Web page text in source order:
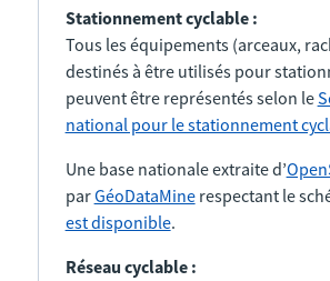
Stationnement cyclable :
Tous les équipements (arceaux,
destinés à être utilisés pour
peuvent être représentés selon le
national pour le stationnement
Une base nationale extraite d’
parGéoDataMinerespectant le
est disponible.
Réseau cyclable :